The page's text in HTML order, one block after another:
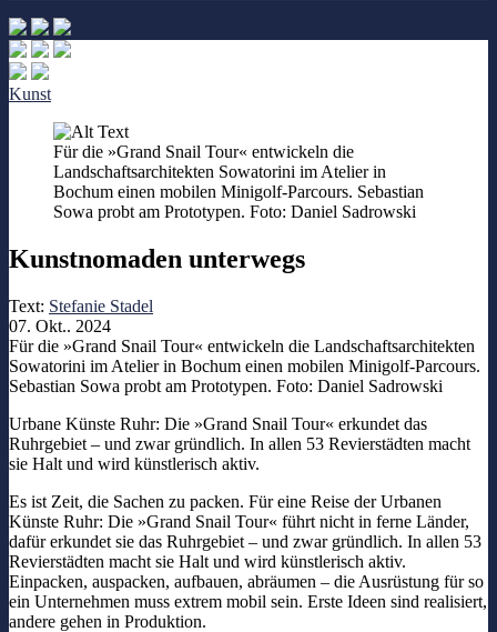
Kunst
Für die »Grand Snail Tour« entwickeln die
Landschaftsarchitekten Sowatorini im Atelier in
Bochum einen mobilen Minigolf-Parcours. Sebastian
Sowa probt am Prototypen. Foto: Daniel Sadrowski
Kunstnomaden unterwegs
Text: Stefanie Stadel
07. Okt.. 2024
Für die »Grand Snail Tour« entwickeln die Landschaftsarchitekten
Sowatorini im Atelier in Bochum einen mobilen Minigolf-Parcours.
Sebastian Sowa probt am Prototypen. Foto: Daniel Sadrowski
Urbane Künste Ruhr: Die »Grand Snail Tour« erkundet das
Ruhrgebiet – und zwar gründlich. In allen 53 Revierstädten macht
sie Halt und wird künstlerisch aktiv.
Es ist Zeit, die Sachen zu packen. Für eine Reise der Urbanen
Künste Ruhr: Die »Grand Snail Tour« führt nicht in ferne Länder,
dafür erkundet sie das Ruhrgebiet – und zwar gründlich. In allen 53
Revierstädten macht sie Halt und wird künstlerisch aktiv.
Einpacken, auspacken, aufbauen, abräumen – die Ausrüstung für so
ein Unternehmen muss extrem mobil sein. Erste Ideen sind realisiert,
andere gehen in Produktion.